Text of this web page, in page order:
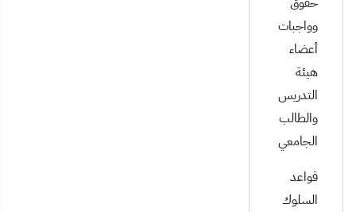
وواجبات
أعضاء
هيئة
التدريس
والطالب
الجامعي
قواعد
السلوك